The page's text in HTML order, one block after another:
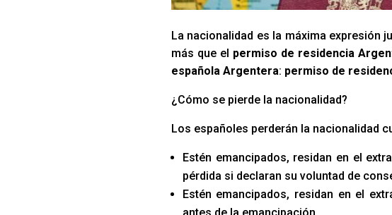
La nacionalidad es la máxima expresión
más que el permiso de residencia
española Argentera: permiso de
¿Cómo se pierde la nacionalidad?
Los españoles perderán la nacionalidad
Estén emancipados, residan en el
pérdida si declaran su voluntad de
Estén emancipados, residan en el
antes de la emancipación.